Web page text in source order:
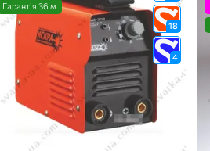
18
4
Гарантія 36 м